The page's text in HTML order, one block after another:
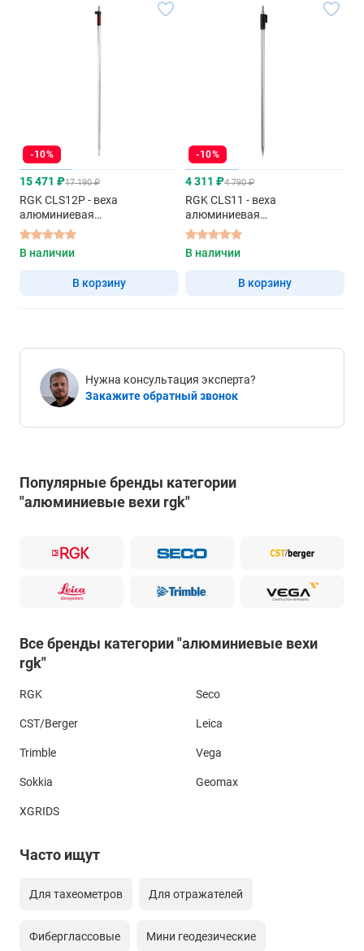
-10%
15 471 ₽17 190 ₽
RGK CLS12P - веха
алюминиевая
телескопическая
В наличии
В корзину
-10%
4 311 ₽4 790 ₽
RGK CLS11 - веха
алюминиевая
телескопическая
В наличии
В корзину
Нужна консультация эксперта?
Закажите обратный звонок
Популярные бренды категории
"алюминиевые вехи rgk"
Все бренды категории "алюминиевые вехи
rgk"
RGK Seco
CST/Berger Leica
Trimble Vega
Sokkia Geomax
XGRIDS
Часто ищут
Для тахеометров Для отражателей
Фиберглассовые Мини геодезические